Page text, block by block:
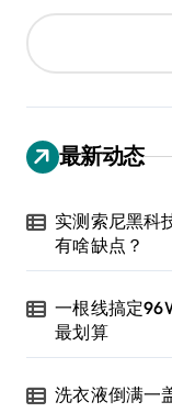
最新动态
实测索尼黑科
有啥缺点？
一根线搞定
最划算
洗衣液倒满一